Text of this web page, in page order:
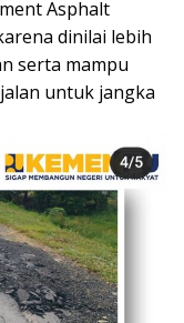
Asphalt
dinilai lebih
serta mampu
untuk jangka